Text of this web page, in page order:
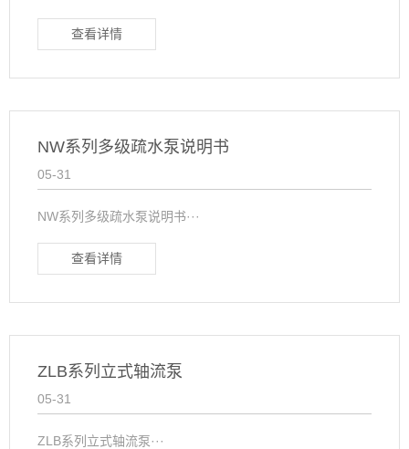
查看详情
NW系列多级疏水泵说明书
05-31
NW系列多级疏水泵说明书···
查看详情
ZLB系列立式轴流泵
05-31
ZLB系列立式轴流泵···